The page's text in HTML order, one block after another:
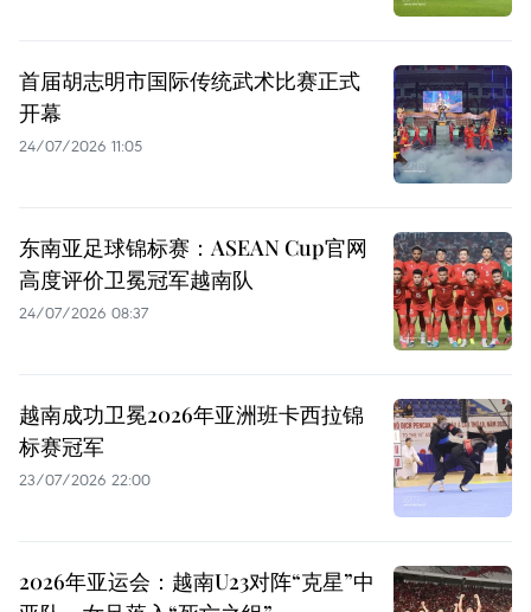
首届胡志明市国际传统武术比赛正式
开幕
24/07/2026 11:05
东南亚足球锦标赛：ASEAN Cup官网
高度评价卫冕冠军越南队
24/07/2026 08:37
越南成功卫冕2026年亚洲班卡西拉锦
标赛冠军
23/07/2026 22:00
2026年亚运会：越南U23对阵“克星”中